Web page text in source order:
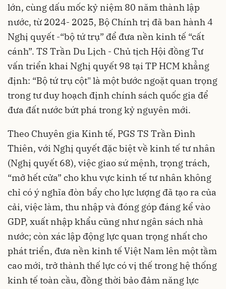
lớn, cùng dấu mốc kỷ niệm 80 năm thành lập
nước, từ 2024- 2025, Bộ Chính trị đã ban hành 4
Nghị quyết -“bộ tứ trụ” để đưa nền kinh tế “cất
cánh”. TS Trần Du Lịch - Chủ tịch Hội đồng Tư
vấn triển khai Nghị quyết 98 tại TP HCM khẳng
định: “Bộ tứ trụ cột" là một bước ngoặt quan trọng
trong tư duy hoạch định chính sách quốc gia để
đưa đất nước bứt phá trong kỷ nguyên mới.
Theo Chuyên gia Kinh tế, PGS TS Trần Đình
Thiên, với Nghị quyết đặc biệt về kinh tế tư nhân
(Nghị quyết 68), việc giao sứ mệnh, trọng trách,
“mở hết cửa” cho khu vực kinh tế tư nhân không
chỉ có ý nghĩa đòn bẩy cho lực lượng đã tạo ra của
cải, việc làm, thu nhập và đóng góp đáng kể vào
GDP, xuất nhập khẩu cũng như ngân sách nhà
nước; còn xác lập động lực quan trọng nhất cho
phát triển, đưa nền kinh tế Việt Nam lên một tầm
cao mới, trở thành thế lực có vị thế trong hệ thống
kinh tế toàn cầu, đồng thời bảo đảm năng lực